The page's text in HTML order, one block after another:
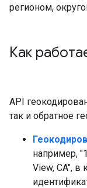
регионом,
Как
API
так и обратное
например,
View, CA",